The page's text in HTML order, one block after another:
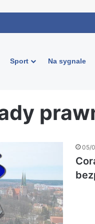
Sport Na sygnale
05/